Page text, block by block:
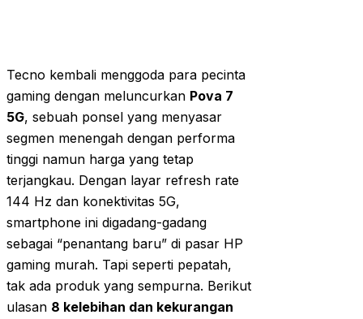
Tecno kembali menggoda para pecinta
gaming dengan meluncurkan Pova 7
5G, sebuah ponsel yang menyasar
segmen menengah dengan performa
tinggi namun harga yang tetap
terjangkau. Dengan layar refresh rate
144 Hz dan konektivitas 5G,
smartphone ini digadang-gadang
sebagai “penantang baru” di pasar HP
gaming murah. Tapi seperti pepatah,
tak ada produk yang sempurna. Berikut
ulasan 8 kelebihan dan kekurangan